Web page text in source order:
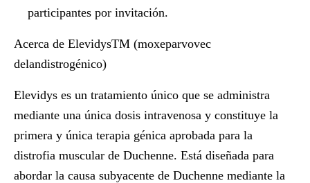
participantes por invitación.
Acerca de ElevidysTM (moxeparvovec
delandistrogénico)
Elevidys es un tratamiento único que se administra
mediante una única dosis intravenosa y constituye la
primera y única terapia génica aprobada para la
distrofia muscular de Duchenne. Está diseñada para
abordar la causa subyacente de Duchenne mediante la